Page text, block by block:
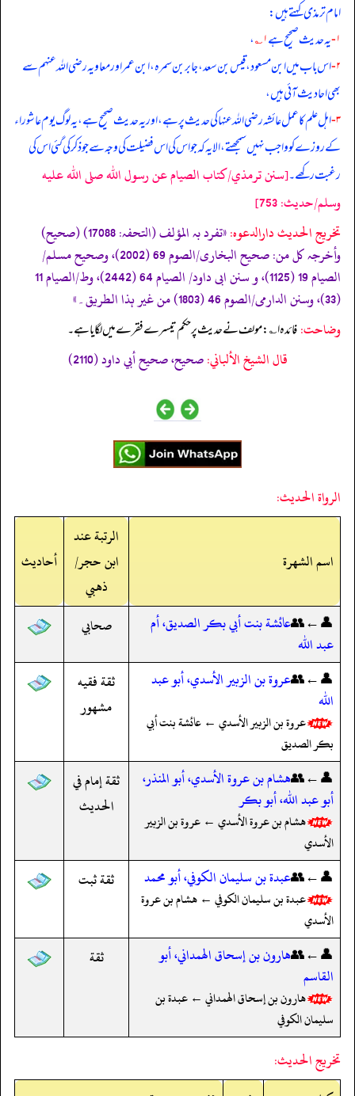
امام ترمذی کہتے ہیں:
۱- یہ حدیث صحیح ہے۱؎ ،
۲- اس باب میں ابن مسعود، قیس بن سعد، جابر بن سمرہ، ابن عمر اور معاویہ رضی الله عنہم سے
بھی احادیث آئی ہیں،
۳- اہل علم کا عمل عائشہ رضی الله عنہا کی حدیث پر ہے، اور یہ حدیث صحیح ہے، یہ لوگ یوم عاشوراء
کے روزے کو واجب نہیں سمجھتے، الا یہ کہ جو اس کی اس فضیلت کی وجہ سے جو ذکر کی گئی اس کی
رغبت رکھے۔[سنن ترمذي/كتاب الصيام عن رسول الله صلى الله عليه
وسلم/حدیث: 753]
تخریج الحدیث دارالدعوہ:
«تفرد بہ المؤلف (التحفہ: 17088) (صحیح)
وأخرجہ کل من: صحیح البخاری/الصوم 69 (2002)، وصحیح مسلم/
الصیام 19 (1125)، و سنن ابی داود/ الصیام 64 (2442)، وط/الصیام 11
(33)، وسنن الدارمی/الصوم 46 (1803) من غیر ہذا الطریق۔»
وضاحت:فائدہ ا؎: مولف نے حدیث پر حکم تیسرے فقرے میں لگایا ہے۔
قال الشيخ الألباني:صحيح، صحيح أبي داود (2110)
الرواة الحديث:
اسم الشهرة
الرتبة عند
ابن حجر/
ذهبي
أحاديث
👤←👥عائشة بنت أبي بكر الصديق، أم
عبد الله
صحابي
👤←👥عروة بن الزبير الأسدي، أبو عبد
الله
عروة بن الزبير الأسدي ← عائشة بنت أبي
بكر الصديق
ثقة فقيه
مشهور
👤←👥هشام بن عروة الأسدي، أبو المنذر،
أبو عبد الله، أبو بكر
هشام بن عروة الأسدي ← عروة بن الزبير
الأسدي
ثقة إمام في
الحديث
👤←👥عبدة بن سليمان الكوفي، أبو محمد
عبدة بن سليمان الكوفي ← هشام بن عروة
الأسدي
ثقة ثبت
👤←👥هارون بن إسحاق الهمداني، أبو
القاسم
هارون بن إسحاق الهمداني ← عبدة بن
سليمان الكوفي
ثقة
تخريج الحديث: